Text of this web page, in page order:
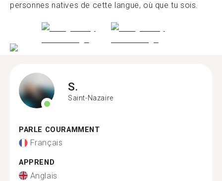
personnes natives de cette langue, où que tu sois.
S.
Saint-Nazaire
PARLE COURAMMENT
Français
APPREND
Anglais